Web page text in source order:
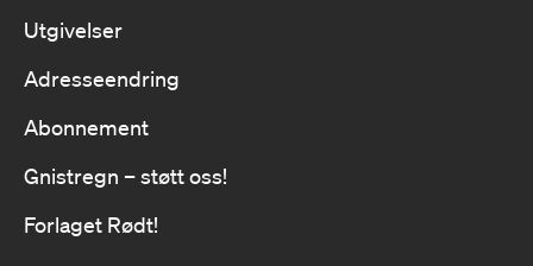
Utgivelser
Adresseendring
Abonnement
Gnistregn – støtt oss!
Forlaget Rødt!